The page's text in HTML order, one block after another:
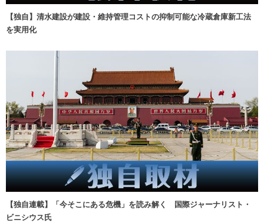
【独自】清水建設が建設・維持管理コストの抑制可能な冷蔵倉庫新工法
を実用化
【独自連載】「今そこにある危機」を読み解く 国際ジャーナリスト・
ビニシウス氏